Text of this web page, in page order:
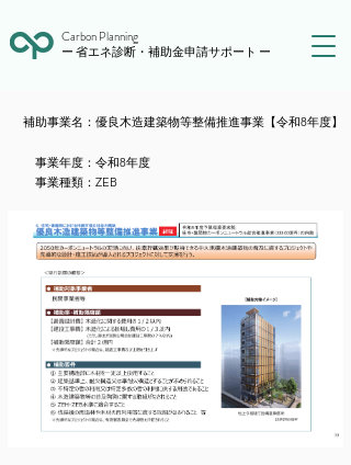
Carbon Planning
ー 省エネ診断・補助金申請サポート ー
​補助事業名： 優良木造建築物等整備推進事業【令和8年度】
​事業年度： 令和8年度
​事業種類： ZEB